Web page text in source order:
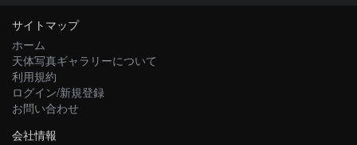
サイトマップ
ホーム
天体写真ギャラリーについて
利用規約
ログイン/新規登録
お問い合わせ
会社情報